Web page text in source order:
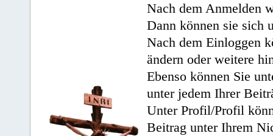
Nach dem Anmelden
Dann können sie sich
Nach dem Einloggen
ändern oder weitere
Ebenso können Sie
unter jedem Ihrer
Unter Profil/Profil
Beitrag unter Ihrem